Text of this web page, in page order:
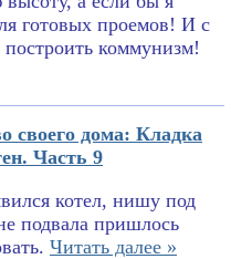
готовых проемов! И с
коммунизм!
своего дома: Кладка
Часть 9
котел, нишу под
подвала пришлось
Читать далее »